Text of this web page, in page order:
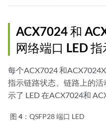
ACX7024和
网络端口 LED
每个ACX7024和ACX7024X
指示链路状态、链路上的活
示了 LED 在ACX7024和
图 4： QSFP28 端口 LED